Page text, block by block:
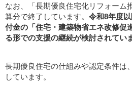
なお、「長期優良住宅化リフォーム
算分で終了しています。 令和8年度
付金の「住宅・建築物省エネ改修促
る形での支援の継続が検討されてい
長期優良住宅の仕組みや認定条件は
しています。